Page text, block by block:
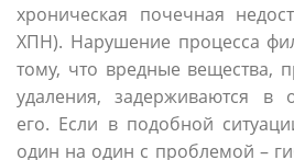
хроническая почечная
ХПН). Нарушение процесса
тому, что вредные вещества,
удаления, задерживаются в
его. Если в подобной
один на один с проблемой –